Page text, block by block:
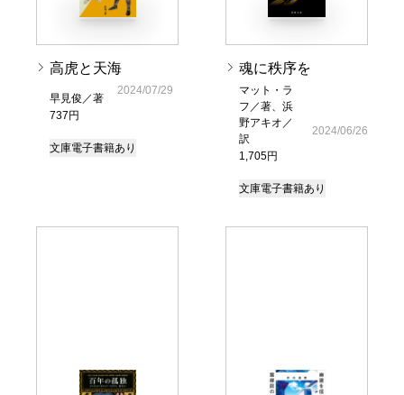
高虎と天海
早見俊／著
737円
2024/07/29
文庫電子書籍あり
魂に秩序を
マット・ラ
フ／著、浜
野アキオ／
訳
1,705円
2024/06/26
文庫電子書籍あり